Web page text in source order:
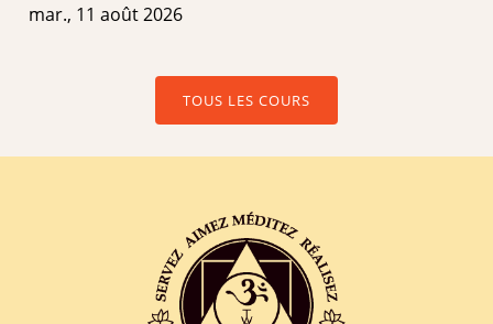
mar., 11 août 2026
TOUS LES COURS